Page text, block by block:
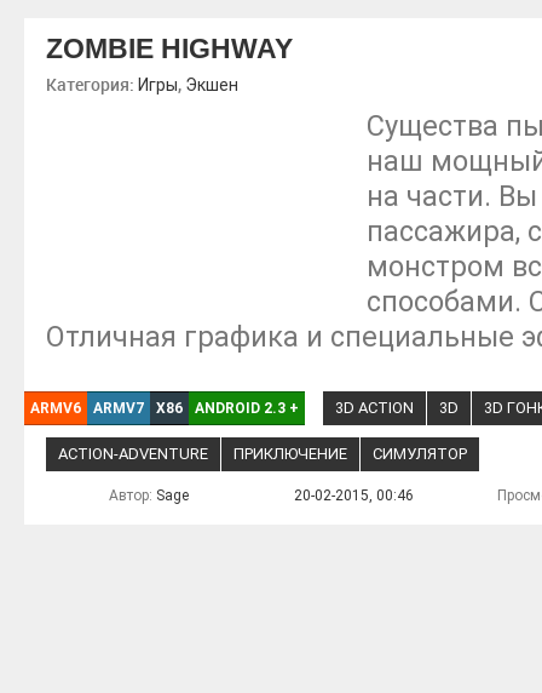
ZOMBIE HIGHWAY
Категория: Игры, Экшен
Существа
наш мощный
на части.
пассажира,
монстром
способами.
Отличная графика и специальные
ARMV6 ARMV7 X86 ANDROID 2.3 + 3D ACTION 3D 3D
ACTION-ADVENTURE ПРИКЛЮЧЕНИЕ СИМУЛЯТОР
Автор: Sage 20-02-2015, 00:46